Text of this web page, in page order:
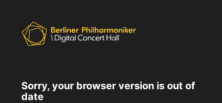
Sorry, your browser version is out of
date